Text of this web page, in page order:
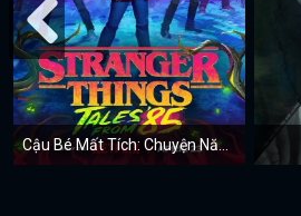
Cậu Bé Mất Tích: Chuyện Năm 85